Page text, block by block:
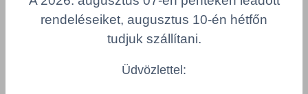
Cikkszám Szélesség
rendeléseiket, augusztus 10-én hétfőn
tudjuk szállítani.
Üdvözlettel: